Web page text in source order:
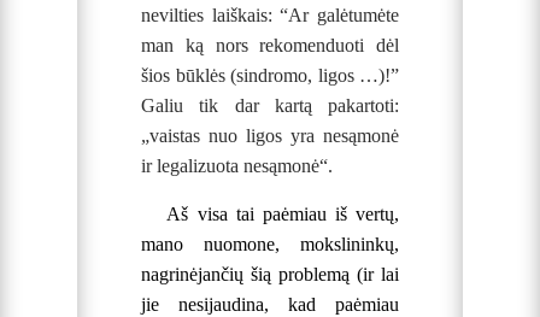
nevilties laiškais: “Ar galėtumėte
man ką nors rekomenduoti dėl
šios būklės (sindromo, ligos …)!”
Galiu tik dar kartą pakartoti:
„vaistas nuo ligos yra nesąmonė
ir legalizuota nesąmonė“.
Aš visa tai paėmiau iš vertų,
mano nuomone, mokslininkų,
nagrinėjančių šią problemą (ir lai
jie nesijaudina, kad paėmiau